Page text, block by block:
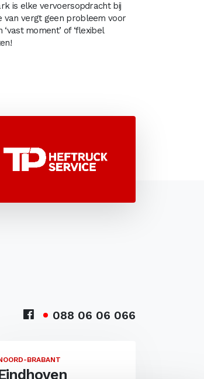
is elke vervoersopdracht bij
van vergt geen probleem voor
moment’ of ‘flexibel
088 06 06 066
BRABANT